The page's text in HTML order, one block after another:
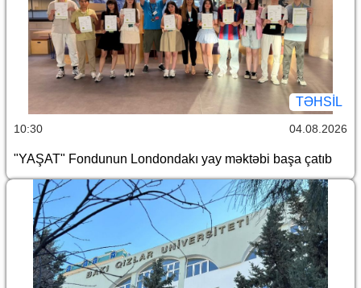
TƏHSIL
10:30 04.08.2026
"YAŞAT" Fondunun Londondakı yay məktəbi başa çatıb